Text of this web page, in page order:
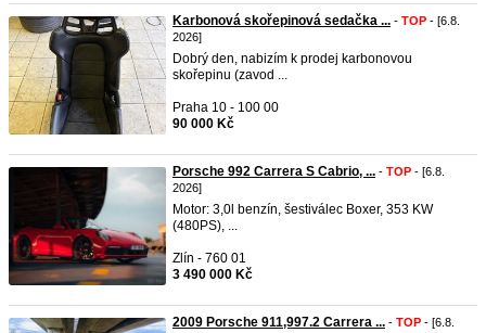
Karbonová skořepinová sedačka ... - TOP - [6.8.
2026]
Dobrý den, nabizím k prodej karbonovou
skořepinu (zavod ...
Praha 10 - 100 00
90 000 Kč
Porsche 992 Carrera S Cabrio, ... - TOP - [6.8.
2026]
Motor: 3,0l benzín, šestiválec Boxer, 353 KW
(480PS), ...
Zlín - 760 01
3 490 000 Kč
2009 Porsche 911,997.2 Carrera ... - TOP - [6.8.